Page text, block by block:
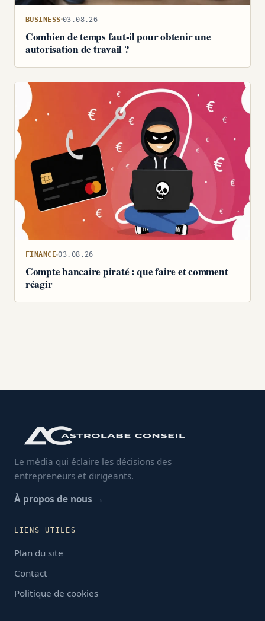
BUSINESS 03.08.26
Combien de temps faut-il pour obtenir une
autorisation de travail ?
FINANCE 03.08.26
Compte bancaire piraté : que faire et comment
réagir
Le média qui éclaire les décisions des
entrepreneurs et dirigeants.
À propos de nous →
LIENS UTILES
Plan du site
Contact
Politique de cookies